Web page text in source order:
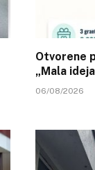
Otvorene
„Mala
06/08/2026